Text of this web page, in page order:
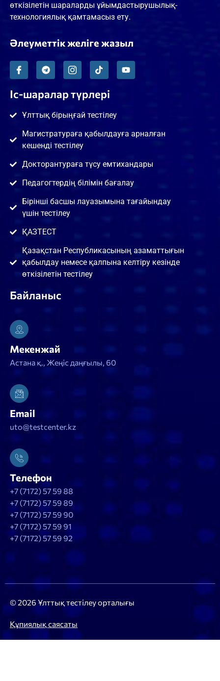
өткізілетін шараларды ұйымдастырушылық-
технологиялық қамтамасыз ету.
Әлеуметтік желіге жазыл
Іс-шаралар түрлері
Ұлттық бірыңғай тестілеу
Магистратураға қабылдауға арналған
кешенді тестілеу
Докторантураға түсу емтихандары
Педагогтердің білімін бағалау
Бірінші басшы лауазымына тағайындау
үшін тестілеу
ҚАЗТЕСТ
Қазақстан Республикасының азаматтығын
қабылдау немесе қалпына келтіру кезінде
өткізілетін тестілеу
Байланыс
Мекенжай
Астана қ., Жеңіс даңғылы, 60
Email
uto@testcenter.kz
Телефон
+7 (7172) 57 59 88
+7 (7172) 57 59 89
+7 (7172) 57 59 90
+7 (7172) 57 59 91
+7 (7172) 57 59 92
© 2026 Ұлттық тестілеу орталығы
Құпиялық саясаты